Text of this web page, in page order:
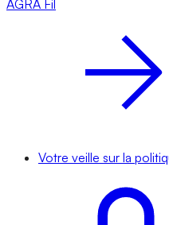
AGRA Fil
Votre veille sur la